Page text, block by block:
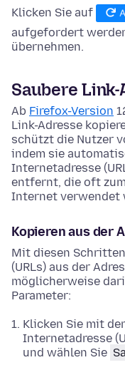
Klicken Sie auf
aufgefordert
übernehmen.
Saubere
Ab Firefox-Version
Link-Adresse
schützt die Nutzer
indem sie
Internetadresse
entfernt, die oft
Internet verwendet
Kopieren aus der
Mit diesen
(URLs) aus der
möglicherweise
Parameter:
Klicken Sie mit
Internetadresse
und wählen Sie